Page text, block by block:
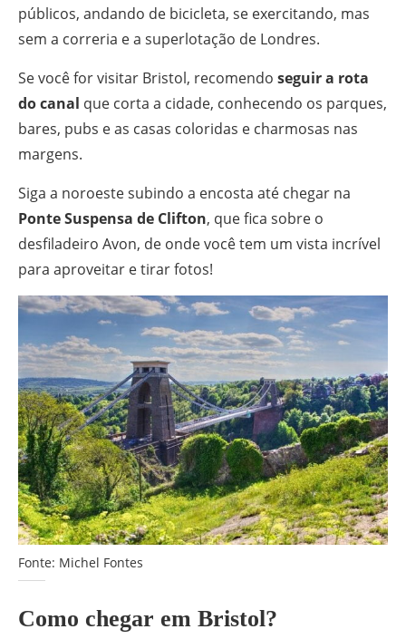
públicos, andando de bicicleta, se exercitando, mas
sem a correria e a superlotação de Londres.
Se você for visitar Bristol, recomendo seguir a rota
do canal que corta a cidade, conhecendo os parques,
bares, pubs e as casas coloridas e charmosas nas
margens.
Siga a noroeste subindo a encosta até chegar na
Ponte Suspensa de Clifton, que fica sobre o
desfiladeiro Avon, de onde você tem um vista incrível
para aproveitar e tirar fotos!
Fonte: Michel Fontes
Como chegar em Bristol?